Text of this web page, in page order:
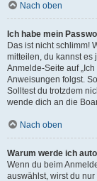
Nach oben
Ich habe mein
Das ist nicht schlimm!
mitteilen, du kannst es
Anmelde-Seite auf
Anweisungen folgst.
Solltest du trotzdem
wende dich an die
Nach oben
Warum werde ich
Wenn du beim
auswählst, wirst du